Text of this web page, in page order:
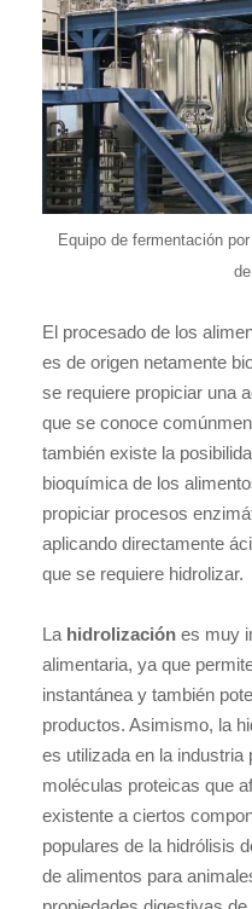
Equipo de fermentación
de
El procesado de los
es de origen netamente
se requiere propiciar una
que se conoce
también existe la
bioquímica de los
propiciar procesos
aplicando directamente
que se requiere hidrolizar.
La hidrolización es muy
alimentaria, ya que
instantánea y también
productos. Asimismo, la
es utilizada en la industria
moléculas proteicas que
existente a ciertos
populares de la hidrólisis
de alimentos para